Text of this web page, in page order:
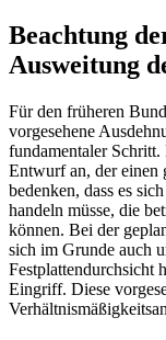
Beachtung
Ausweitung
Für den früheren
vorgesehene
fundamentaler
Entwurf an, der einen
bedenken, dass es
handeln müsse, die
können. Bei der
sich im Grunde auch
Festplattendurchsicht
Eingriff. Diese